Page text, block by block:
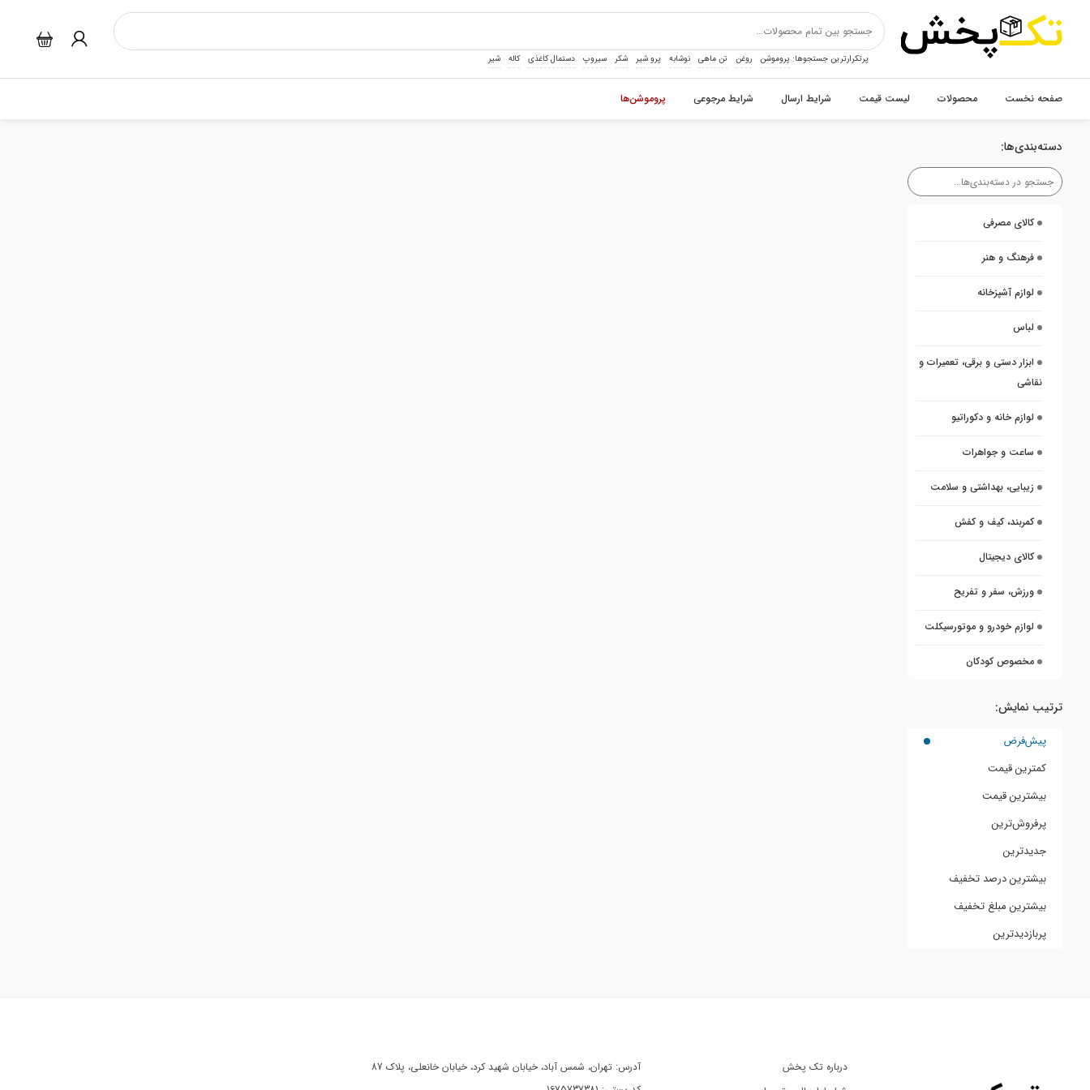
پرتکرارترین جستجوها: پروموشن روغن تن ماهی نوشابه پرو شیر شکر سیروپ دستمال کاغذی کاله شیر
صفحه نخست محصولات لیست قیمت شرایط ارسال شرایط مرجوعی پروموشن‌ها
دسته‌بندی‌ها:
کالای مصرفی
فرهنگ و هنر
لوازم آشپزخانه
لباس
ابزار دستی و برقی، تعمیرات و
نقاشی
لوازم خانه و دکوراتیو
ساعت و جواهرات
زیبایی، بهداشتی و سلامت
کمربند، کیف و کفش
کالای دیجیتال
ورزش، سفر و تفریح
لوازم خودرو و موتورسیکلت
مخصوص کودکان
ترتیب نمایش:
پیش‌فرض
کمترین قیمت
بیشترین قیمت
پرفروش‌ترین
جدیدترین
بیشترین درصد تخفیف
بیشترین مبلغ تخفیف
پربازدیدترین
درباره تک پخش
آدرس: تهران، شمس آباد، خیابان شهید کرد، خیابان خانعلی، پلاک 87